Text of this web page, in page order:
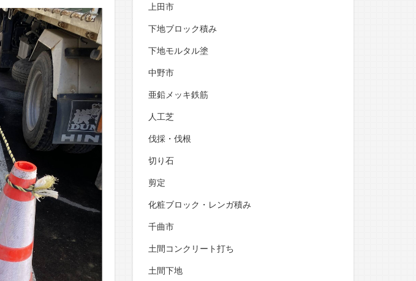
上田市
下地ブロック積み
下地モルタル塗
中野市
亜鉛メッキ鉄筋
人工芝
伐採・伐根
切り石
剪定
化粧ブロック・レンガ積み
千曲市
土間コンクリート打ち
土間下地